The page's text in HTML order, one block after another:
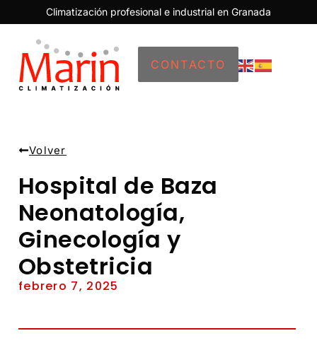
Climatización profesional e industrial en Granada
CONTACTO
Volver
Hospital de Baza
Neonatología,
Ginecología y
Obstetricia
febrero 7, 2025